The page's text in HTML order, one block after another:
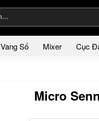
Vang Số Mixer Cục
Micro